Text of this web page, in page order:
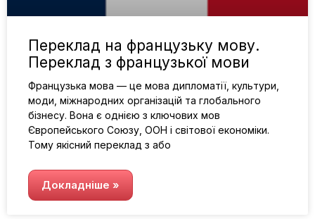
Переклад на французьку мову.
Переклад з французької мови
Французька мова — це мова дипломатії, культури,
моди, міжнародних організацій та глобального
бізнесу. Вона є однією з ключових мов
Європейського Союзу, ООН і світової економіки.
Тому якісний переклад з або
Докладніше »